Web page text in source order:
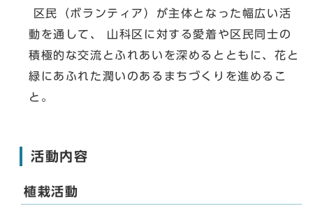
区民（ボランティア）が主体となった幅広い活
動を通して、 山科区に対する愛着や区民同士の
積極的な交流とふれあいを深めるとともに、花と
緑にあふれた潤いのあるまちづくりを進めるこ
と。
活動内容
植栽活動